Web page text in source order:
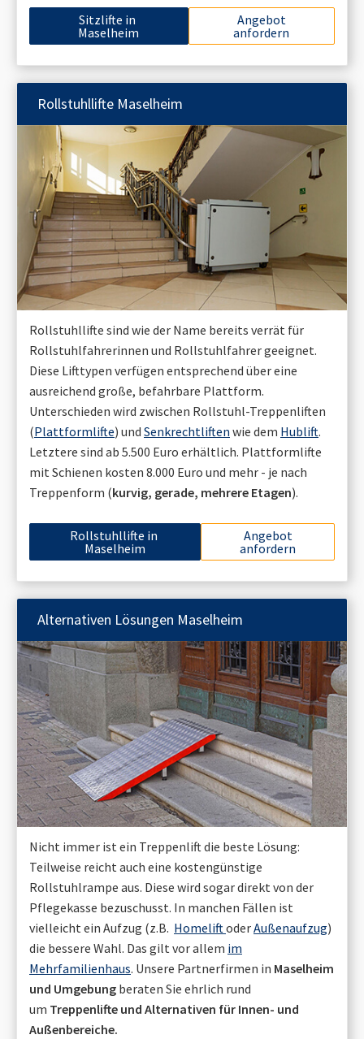
Sitzlifte in
Maselheim
Angebot
anfordern
Rollstuhllifte Maselheim
Rollstuhllifte sind wie der Name bereits verrät für
Rollstuhlfahrerinnen und Rollstuhlfahrer geeignet.
Diese Lifttypen verfügen entsprechend über eine
ausreichend große, befahrbare Plattform.
Unterschieden wird zwischen Rollstuhl-Treppenliften
(Plattformlifte) und Senkrechtliften wie dem Hublift.
Letztere sind ab 5.500 Euro erhältlich. Plattformlifte
mit Schienen kosten 8.000 Euro und mehr - je nach
Treppenform (kurvig, gerade, mehrere Etagen).
Rollstuhllifte in
Maselheim
Angebot
anfordern
Alternativen Lösungen Maselheim
Nicht immer ist ein Treppenlift die beste Lösung:
Teilweise reicht auch eine kostengünstige
Rollstuhlrampe aus. Diese wird sogar direkt von der
Pflegekasse bezuschusst. In manchen Fällen ist
vielleicht ein Aufzug (z.B. HomeliftoderAußenaufzug)
die bessere Wahl. Das gilt vor allem im
Mehrfamilienhaus. Unsere Partnerfirmen in Maselheim
und Umgebung beraten Sie ehrlich rund
um Treppenlifte und Alternativen für Innen- und
Außenbereiche.